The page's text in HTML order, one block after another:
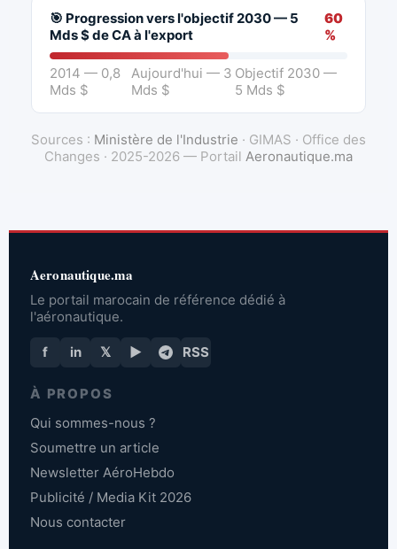
🎯 Progression vers l'objectif 2030 — 5
Mds $ de CA à l'export
60
%
2014 — 0,8
Mds $
Aujourd'hui — 3
Mds $
Objectif 2030 —
5 Mds $
Sources : Ministère de l'Industrie · GIMAS · Office des
Changes · 2025-2026 — Portail Aeronautique.ma
Aeronautique.ma
Le portail marocain de référence dédié à
l'aéronautique.
f in 𝕏 ▶ RSS
À PROPOS
Qui sommes-nous ?
Soumettre un article
Newsletter AéroHebdo
Publicité / Media Kit 2026
Nous contacter